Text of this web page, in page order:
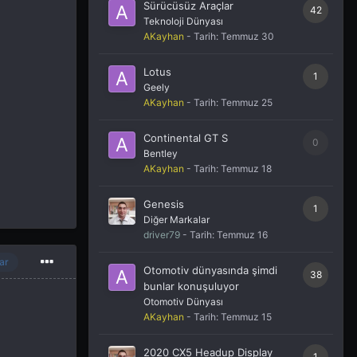
42
Sürücüsüz Araçlar
Teknoloji Dünyası
AKayhan - Tarih: Temmuz 30
1
Lotus
Geely
AKayhan - Tarih: Temmuz 25
0
Continental GT S
Bentley
AKayhan - Tarih: Temmuz 18
1
Genesis
Diğer Markalar
driver79 - Tarih: Temmuz 16
38
Otomotiv dünyasında şimdi
bunlar konuşuluyor
Otomotiv Dünyası
AKayhan - Tarih: Temmuz 15
2020 CX5 Headup Display